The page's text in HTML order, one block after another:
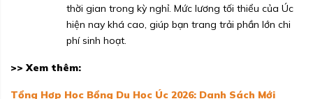
thời gian trong kỳ nghỉ. Mức lương tối thiểu của Úc
hiện nay khá cao, giúp bạn trang trải phần lớn chi
phí sinh hoạt.
>> Xem thêm:
Tổng Hợp Học Bổng Du Học Úc 2026: Danh Sách Mới